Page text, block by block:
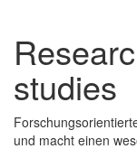
studies
und macht einen